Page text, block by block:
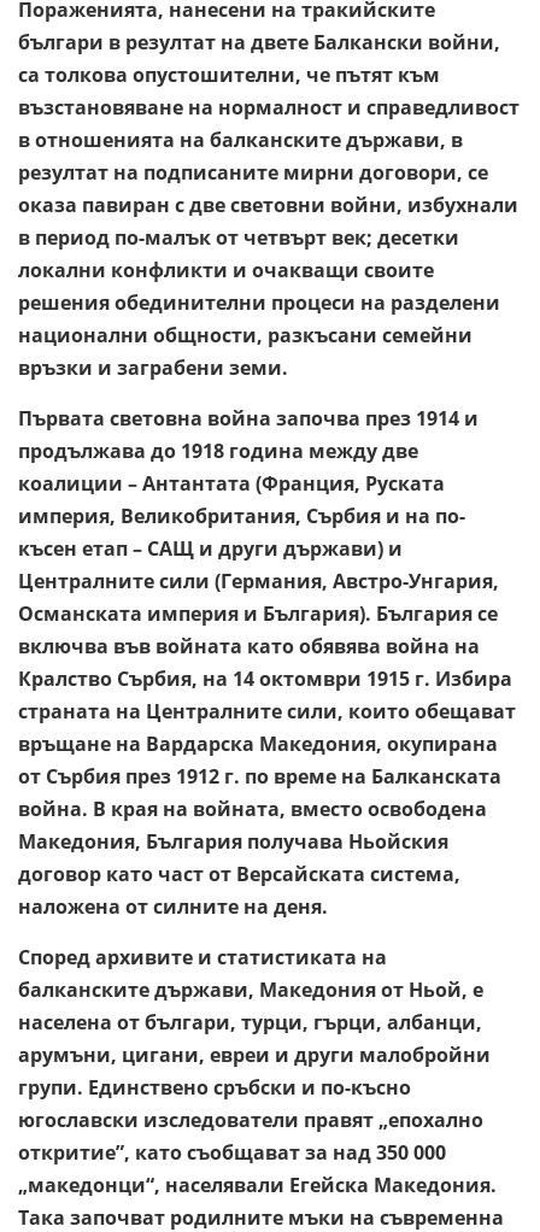
Пораженията, нанесени на тракийските
българи в резултат на двете Балкански войни,
са толкова опустошителни, че пътят към
възстановяване на нормалност и справедливост
в отношенията на балканските държави, в
резултат на подписаните мирни договори, се
оказа павиран с две световни войни, избухнали
в период по-малък от четвърт век; десетки
локални конфликти и очакващи своите
решения обединителни процеси на разделени
национални общности, разкъсани семейни
връзки и заграбени земи.
Първата световна война започва през 1914 и
продължава до 1918 година между две
коалиции – Антантата (Франция, Руската
империя, Великобритания, Сърбия и на по-
късен етап – САЩ и други държави) и
Централните сили (Германия, Австро-Унгария,
Османската империя и България). България се
включва във войната като обявява война на
Кралство Сърбия, на 14 октомври 1915 г. Избира
страната на Централните сили, които обещават
връщане на Вардарска Македония, окупирана
от Сърбия през 1912 г. по време на Балканската
война. В края на войната, вместо освободена
Македония, България получава Ньойския
договор като част от Версайската система,
наложена от силните на деня.
Според архивите и статистиката на
балканските държави, Македония от Ньой, е
населена от българи, турци, гърци, албанци,
арумъни, цигани, евреи и други малобройни
групи. Единствено сръбски и по-късно
югославски изследователи правят „епохално
откритие”, като съобщават за над 350 000
„македонци“, населявали Егейска Македония.
Така започват родилните мъки на съвременна